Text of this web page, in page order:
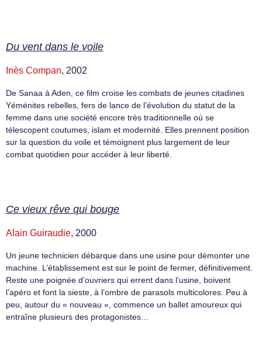
Du vent dans le voile
Inès Compan, 2002
De Sanaa à Aden, ce film croise les combats de jeunes citadines
Yéménites rebelles, fers de lance de l’évolution du statut de la
femme dans une société encore très traditionnelle où se
télescopent coutumes, islam et modernité. Elles prennent position
sur la question du voile et témoignent plus largement de leur
combat quotidien pour accéder à leur liberté.
Ce vieux rêve qui bouge
Alain Guiraudie, 2000
Un jeune technicien débarque dans une usine pour démonter une
machine. L’établissement est sur le point de fermer, définitivement.
Reste une poignée d’ouvriers qui errent dans l’usine, boivent
l’apéro et font la sieste, à l’ombre de parasols multicolores. Peu à
peu, autour du « nouveau », commence un ballet amoureux qui
entraîne plusieurs des protagonistes…